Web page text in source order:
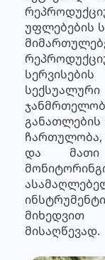
უფლებების
განათლების
ჩართულობა,
და მათი
მიხედვით
მისაღწევად.